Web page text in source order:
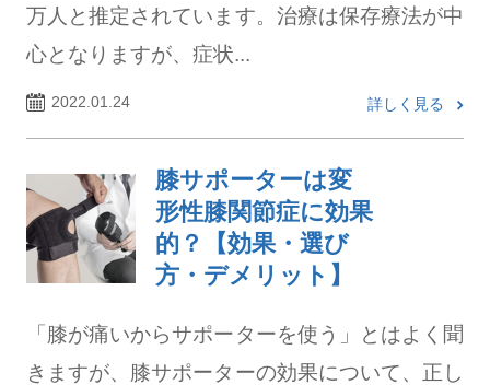
万人と推定されています。治療は保存療法が中
心となりますが、症状...
2022.01.24 詳しく見る
膝サポーターは変
形性膝関節症に効果
的？【効果・選び
方・デメリット】
「膝が痛いからサポーターを使う」とはよく聞
きますが、膝サポーターの効果について、正し